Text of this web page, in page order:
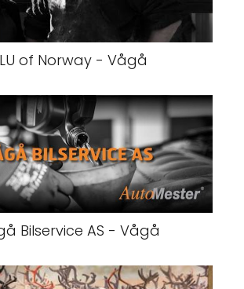
of Norway - Vågå
Bilservice AS - Vågå